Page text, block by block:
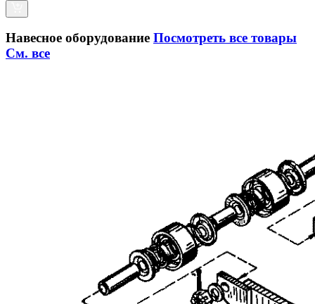
Навесное оборудование Посмотреть все товары
См. все